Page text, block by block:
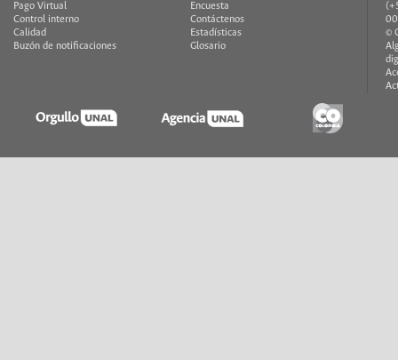
Pago Virtual
Control interno
Calidad
Buzón de notificaciones
Encuesta
Contáctenos
Estadísticas
Glosario
©